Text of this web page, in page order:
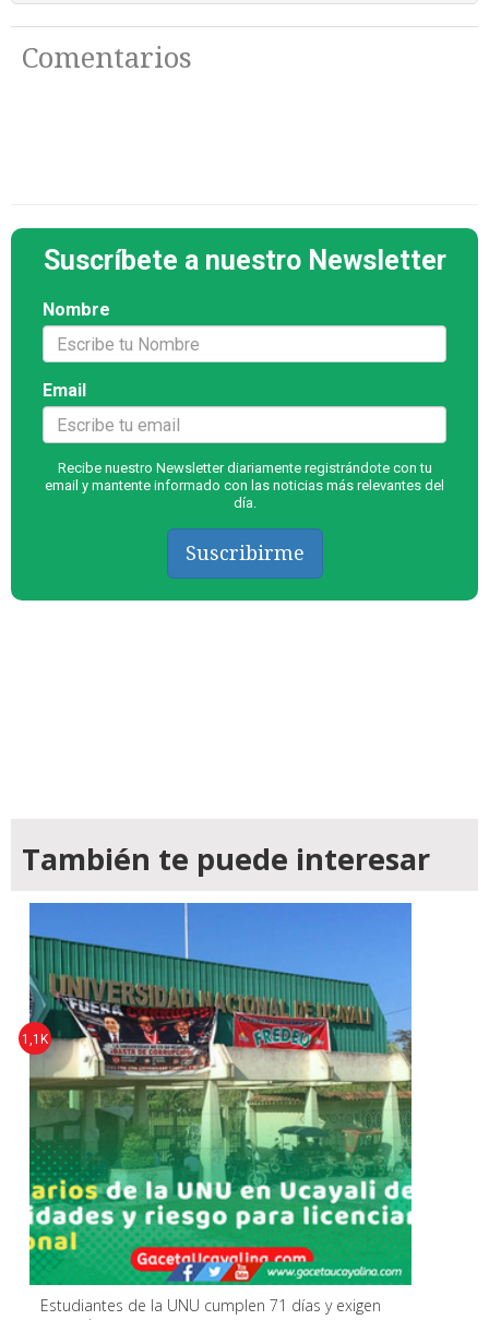
Comentarios
Suscríbete a nuestro Newsletter
Nombre
Email
Recibe nuestro Newsletter diariamente registrándote con tu
email y mantente informado con las noticias más relevantes del
día.
Suscribirme
También te puede interesar
Estudiantes de la UNU cumplen 71 días y exigen
1,1K